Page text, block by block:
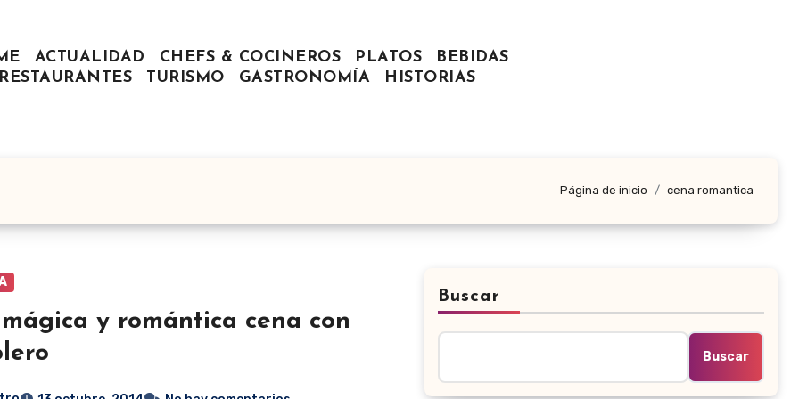
ACTUALIDAD CHEFS & COCINEROS PLATOS
BEBIDAS
RESTAURANTES
TURISMO GASTRONOMÍA HISTORIAS
Página de inicio cena romantica
y romántica cena con
Buscar
Buscar